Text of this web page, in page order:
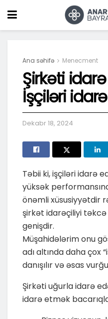
Ana səhifə Menecment
Şirkəti
İşçiləri
Dekabr 18, 2024
Təbii ki, işçiləri idarə
yüksək
önəmli xüsusiyyətdir
şirkət idarəçiliyi
genişdir.
Müşahidələrim onu
adı altında daha çox
danışılır və əsas
Şirkəti uğurla idarə
idarə etmək